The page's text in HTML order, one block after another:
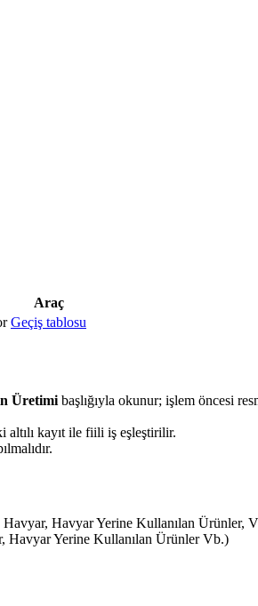
Araç
Geçiş tablosu
Üretimi başlığıyla okunur; işlem öncesi
altılı kayıt ile fiili iş eşleştirilir.
Havyar, Havyar Yerine Kullanılan Ürünler,
Havyar Yerine Kullanılan Ürünler Vb.)